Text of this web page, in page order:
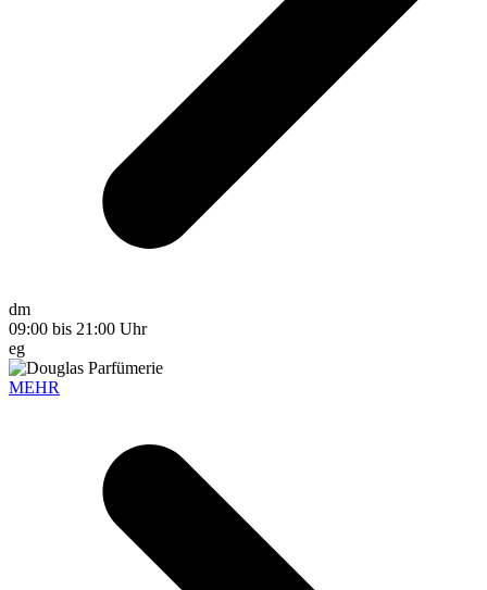
dm
09:00 bis 21:00 Uhr
eg
MEHR